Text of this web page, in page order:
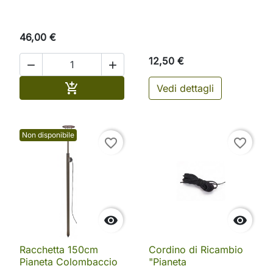
46,00 €
 
 Aggiungi al carrello
12,50 €
Vedi dettagli
Non disponibile

favorite_border
Racchetta 150cm
Pianeta Colombaccio

favorite_border
Cordino di Ricambio
"Pianeta